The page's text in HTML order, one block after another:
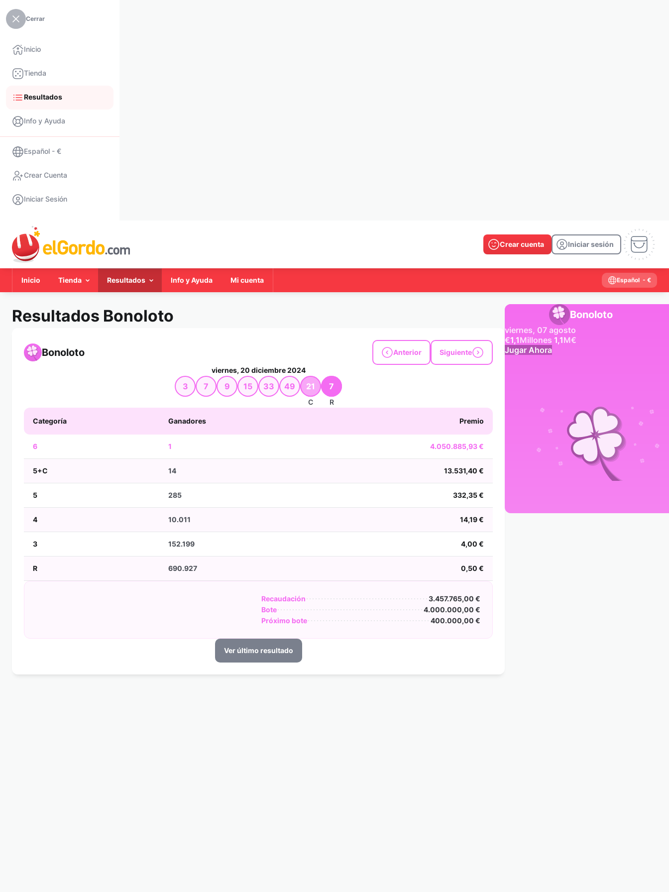
Cerrar
Inicio
Tienda
Resultados
Info y Ayuda
Español - €
Crear Cuenta
Iniciar Sesión
Crear cuenta Iniciar sesión
Inicio Tienda Resultados Info y Ayuda Mi cuenta Español - €
Resultados Bonoloto
Bonoloto Anterior Siguiente
viernes, 20 diciembre 2024
3 7 9 15 33 49 21
C
7
R
Categoría Ganadores Premio
6 1 4.050.885,93 €
5+C 14 13.531,40 €
5 285 332,35 €
4 10.011 14,19 €
3 152.199 4,00 €
R 690.927 0,50 €
Recaudación
3.457.765,00 €
Bote
4.000.000,00 €
Próximo bote
400.000,00 €
Ver último resultado
Bonoloto
viernes, 07 agosto
€1,1Millones 1,1M€
Jugar Ahora
2023 2022
2021
2018 2017 2016
2013 2012 2011 2010
2009
2006 2005 2004 2003
2001 2000 1999 1998 1997
1994 1993 1992